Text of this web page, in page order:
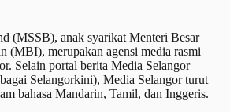
(MSSB), anak syarikat Menteri Besar
(MBI), merupakan agensi media rasmi
Selain portal berita Media Selangor
Selangorkini), Media Selangor turut
bahasa Mandarin, Tamil, dan Inggeris.